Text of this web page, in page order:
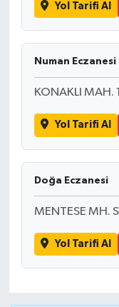
Yol Tarifi Al
Numan Eczanesi
KONAKLI MAH.
Yol Tarifi Al
Doğa Eczanesi
MENTESE MH.
Yol Tarifi Al